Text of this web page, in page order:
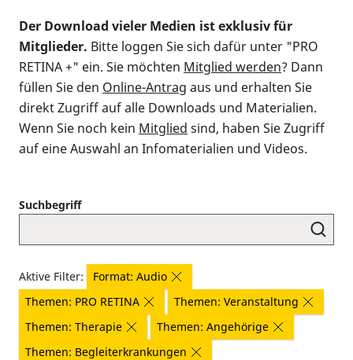
Der Download vieler Medien ist exklusiv für
Mitglieder. Bitte loggen Sie sich dafür unter "PRO
RETINA +" ein. Sie möchten Mitglied werden? Dann
füllen Sie den Online-Antrag aus und erhalten Sie
direkt Zugriff auf alle Downloads und Materialien.
Wenn Sie noch kein Mitglied sind, haben Sie Zugriff
auf eine Auswahl an Infomaterialien und Videos.
Suchbegriff
Aktive Filter:
Format: Audio
Themen: PRO RETINA
Themen: Veranstaltung
Themen: Therapie
Themen: Angehörige
Themen: Begleiterkrankungen